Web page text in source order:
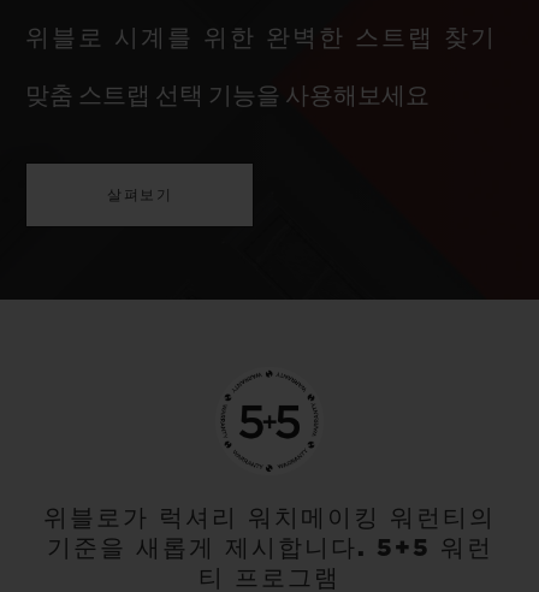
위블로 시계를 위한 완벽한 스트랩 찾기
맞춤 스트랩 선택 기능을 사용해보세요
살펴보기
위블로가 럭셔리 워치메이킹 워런티의
기준을 새롭게 제시합니다. 5+5 워런
티 프로그램